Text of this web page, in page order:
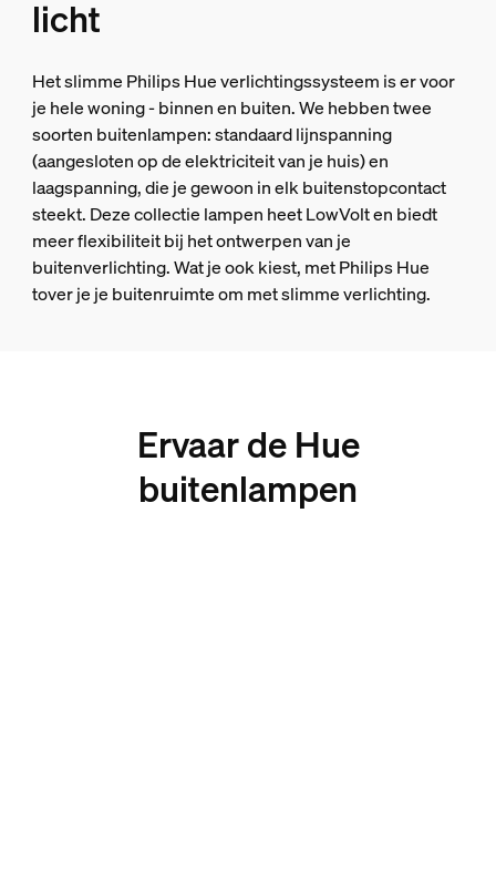
licht
Het slimme Philips Hue verlichtingssysteem is er voor
je hele woning - binnen en buiten. We hebben twee
soorten buitenlampen: standaard lijnspanning
(aangesloten op de elektriciteit van je huis) en
laagspanning, die je gewoon in elk buitenstopcontact
steekt. Deze collectie lampen heet LowVolt en biedt
meer flexibiliteit bij het ontwerpen van je
buitenverlichting. Wat je ook kiest, met Philips Hue
tover je je buitenruimte om met slimme verlichting.
Ervaar de Hue
buitenlampen